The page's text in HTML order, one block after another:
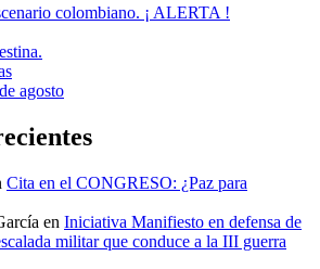
colombiano. ¡ ALERTA !
agosto
Cita en el CONGRESO: ¿Paz para
en Iniciativa Manifiesto en defensa de
militar que conduce a la III guerra